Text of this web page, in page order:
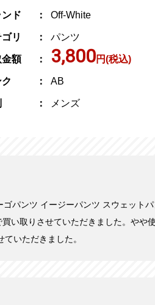
ド Off-White
リ パンツ
金額 3,800円(税込)
AB
メンズ
パンツ イージーパンツ スウェット
い取りさせていただきました。やや
いただきました。